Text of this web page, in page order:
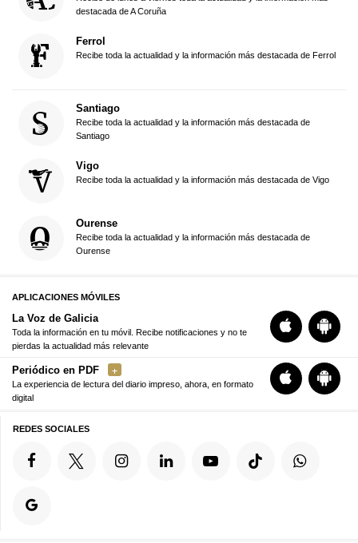
destacada de A Coruña
Ferrol
Recibe toda la actualidad y la información más destacada de Ferrol
Santiago
Recibe toda la actualidad y la información más destacada de
Santiago
Vigo
Recibe toda la actualidad y la información más destacada de Vigo
Ourense
Recibe toda la actualidad y la información más destacada de
Ourense
APLICACIONES MÓVILES
La Voz de Galicia
Toda la información en tu móvil. Recibe notificaciones y no te
pierdas la actualidad más relevante
Periódico en PDF
La experiencia de lectura del diario impreso, ahora, en formato
digital
REDES SOCIALES